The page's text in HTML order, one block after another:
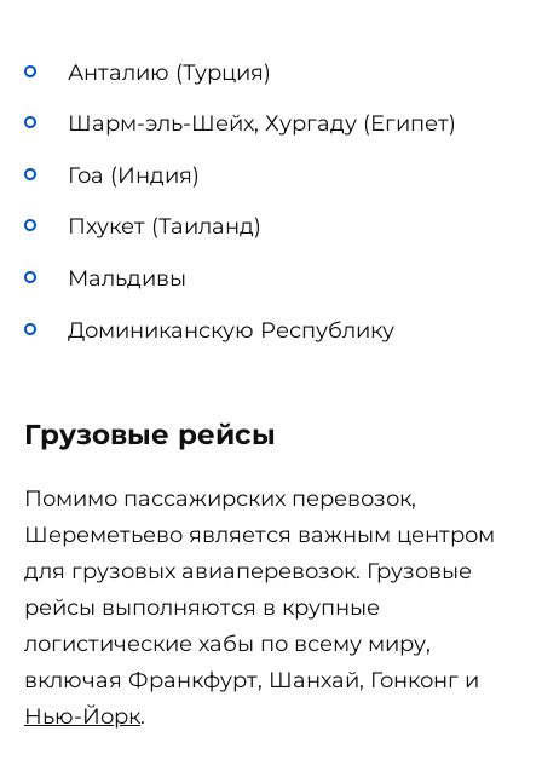
Анталию (Турция)
Шарм-эль-Шейх, Хургаду (Египет)
Гоа (Индия)
Пхукет (Таиланд)
Мальдивы
Доминиканскую Республику
Грузовые рейсы
Помимо пассажирских перевозок,
Шереметьево является важным центром
для грузовых авиаперевозок. Грузовые
рейсы выполняются в крупные
логистические хабы по всему миру,
включая Франкфурт, Шанхай, Гонконг и
Нью-Йорк.